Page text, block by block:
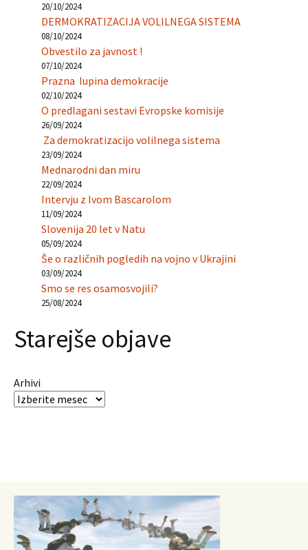
20/10/2024
DERMOKRATIZACIJA VOLILNEGA SISTEMA
08/10/2024
Obvestilo za javnost !
07/10/2024
Prazna lupina demokracije
02/10/2024
O predlagani sestavi Evropske komisije
26/09/2024
Za demokratizacijo volilnega sistema
23/09/2024
Mednarodni dan miru
22/09/2024
Intervju z Ivom Bascarolom
11/09/2024
Slovenija 20 let v Natu
05/09/2024
Še o različnih pogledih na vojno v Ukrajini
03/09/2024
Smo se res osamosvojili?
25/08/2024
Starejše objave
Arhivi